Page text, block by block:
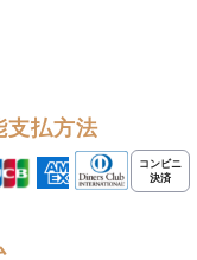
支払方法